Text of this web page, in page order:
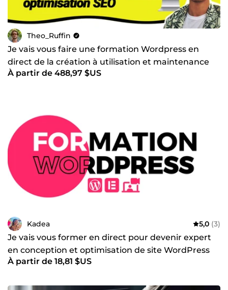
Theo_Ruffin
Je vais vous faire une formation Wordpress en
direct de la création à utilisation et maintenance
du site
À partir de 488,97 $US
Kadea 5,0 (3)
Je vais vous former en direct pour devenir expert
en conception et optimisation de site WordPress
À partir de 18,81 $US